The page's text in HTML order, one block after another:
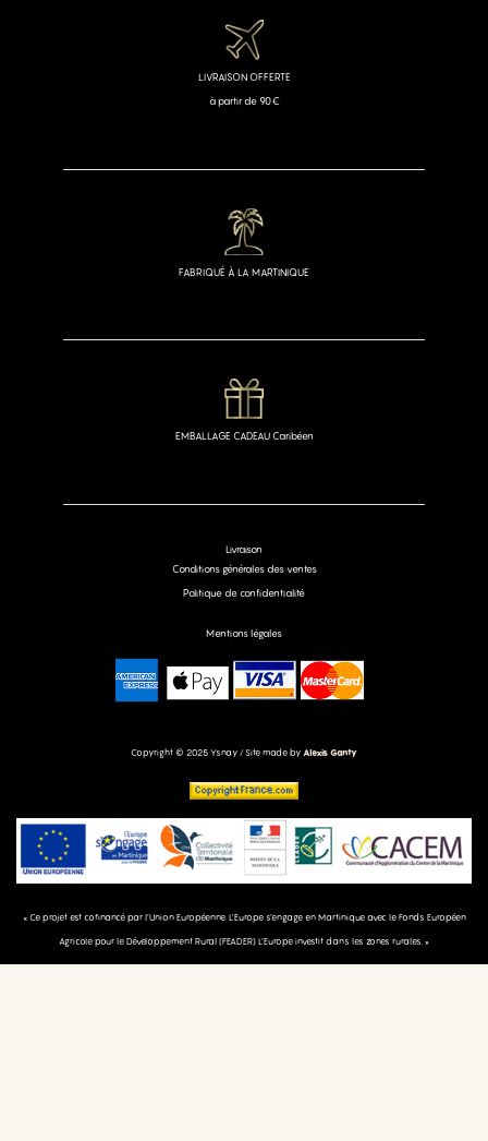
EMBALLAGE CADEAU Caribéen
FABRIQUÉ À LA MARTINIQUE
LIVRAISON OFFERTE
à partir de 90€
Copyright © 2025 Ysnay / Site made by Alexis Ganty
Mentions légales
Politique de confidentialité
Conditions générales des ventes
Livraison
« Ce projet est cofinancé par l’Union Européenne. L’Europe s’engage en Martinique avec le Fonds Européen
Agricole pour le Développement Rural (FEADER) L’Europe investit dans les zones rurales. »